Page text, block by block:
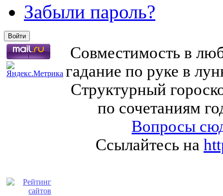
Забыли пароль?
Совместимость в
гадание по руке в
Структурный
по сочетаниям
Вопросы
Ссылайтесь на